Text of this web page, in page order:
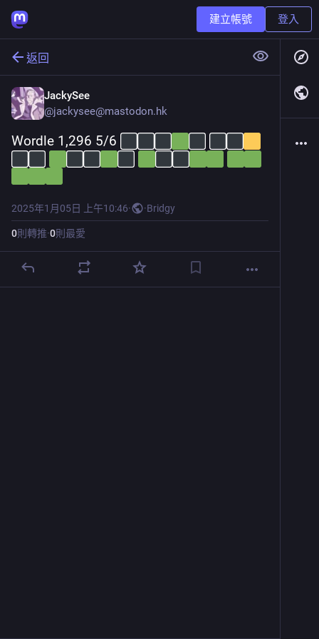
建立帳號 登入
返回
JackySee
@jackysee@mastodon.hk
Wordle 1,296 5/6
2025年1月05日 上午10:46· ·Bridgy
0則轉推·0則最愛